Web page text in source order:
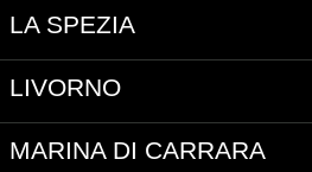
LA SPEZIA
LIVORNO
MARINA DI CARRARA